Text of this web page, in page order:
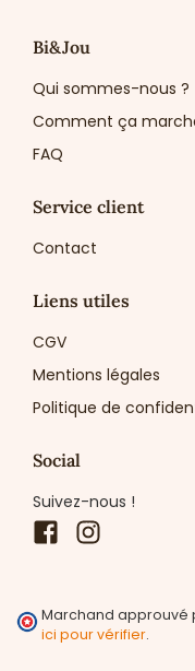
Bi&Jou
Qui sommes-nous ?
Comment ça
FAQ
Service client
Contact
Liens utiles
CGV
Mentions légales
Politique de
Social
Suivez-nous !
Facebook
Marchand approuvé
ici pour vérifier.